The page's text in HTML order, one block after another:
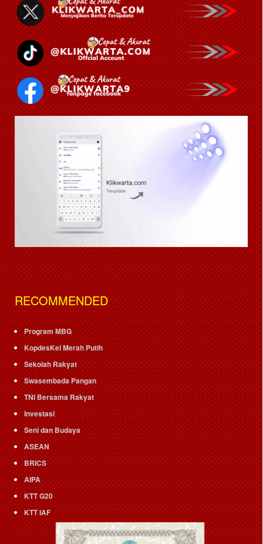
RECOMMENDED
Program MBG
KopdesKel Merah Putih
Sekolah Rakyat
Swasembada Pangan
TNI Bersama Rakyat
Investasi
Seni dan Budaya
ASEAN
BRICS
AIPA
KTT G20
KTT IAF